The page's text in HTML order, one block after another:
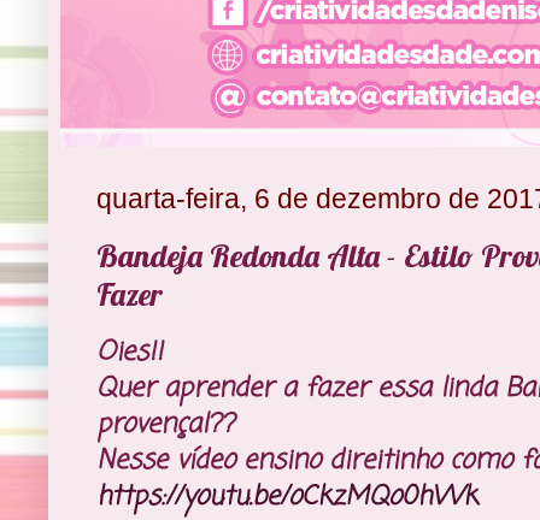
quarta-feira, 6 de dezembro de
Bandeja Redonda Alta - Estilo
Fazer
Oies!!
Quer aprender a fazer essa linda
provençal??
Nesse vídeo ensino direitinho como
https://youtu.be/oCkzMQo0hWk